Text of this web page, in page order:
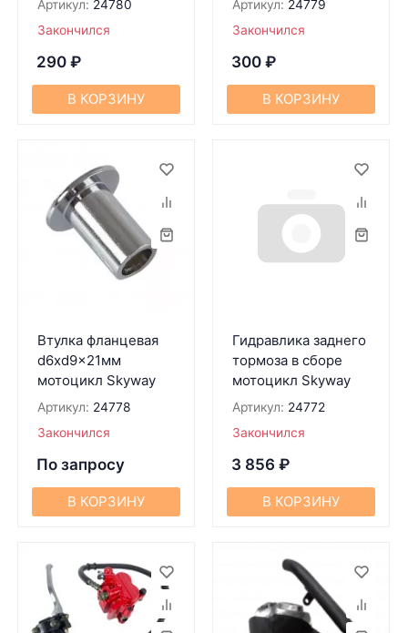
Артикул: 24780
Закончился
290 ₽
В КОРЗИНУ
Артикул: 24779
Закончился
300 ₽
В КОРЗИНУ
Втулка фланцевая
d6xd9x21мм
мотоцикл Skyway
Артикул: 24778
Закончился
По запросу
В КОРЗИНУ
Гидравлика заднего
тормоза в сборе
мотоцикл Skyway
Артикул: 24772
Закончился
3 856 ₽
В КОРЗИНУ